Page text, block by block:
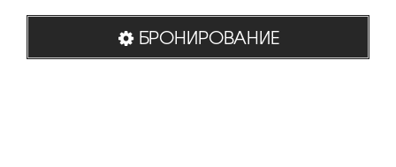
БРОНИРОВАНИЕ